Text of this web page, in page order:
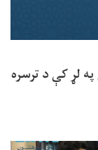
لړ کې د ترسره